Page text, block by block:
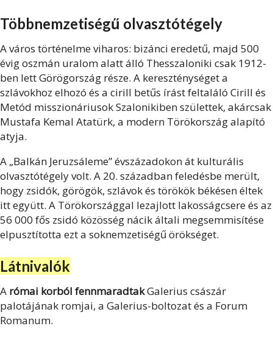
Többnemzetiségű olvasztótégely
A város történelme viharos: bizánci eredetű, majd 500
évig oszmán uralom alatt álló Thesszaloniki csak 1912-
ben lett Görögország része. A kereszténységet a
szlávokhoz elhozó és a cirill betűs írást feltaláló Cirill és
Metód misszionáriusok Szalonikiben születtek, akárcsak
Mustafa Kemal Atatürk, a modern Törökország alapító
atyja.
A „Balkán Jeruzsáleme” évszázadokon át kulturális
olvasztótégely volt. A 20. században feledésbe merült,
hogy zsidók, görögök, szlávok és törökök békésen éltek
itt együtt. A Törökországgal lezajlott lakosságcsere és az
56 000 fős zsidó közösség nácik általi megsemmisítése
elpusztította ezt a soknemzetiségű örökséget.
Látnivalók
A római korból fennmaradtakGalerius császár
palotájának romjai, a Galerius-boltozat és a Forum
Romanum.